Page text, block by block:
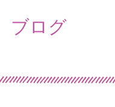
求人について
ブログ
ブログ